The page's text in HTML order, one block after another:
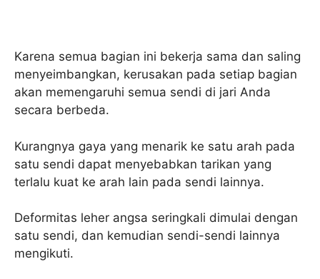
Karena semua bagian ini bekerja sama dan saling
menyeimbangkan, kerusakan pada setiap bagian
akan memengaruhi semua sendi di jari Anda
secara berbeda.
Kurangnya gaya yang menarik ke satu arah pada
satu sendi dapat menyebabkan tarikan yang
terlalu kuat ke arah lain pada sendi lainnya.
Deformitas leher angsa seringkali dimulai dengan
satu sendi, dan kemudian sendi-sendi lainnya
mengikuti.